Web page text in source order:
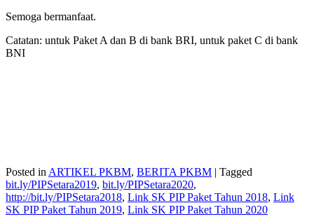
Semoga bermanfaat.
Catatan: untuk Paket A dan B di bank BRI, untuk paket C di bank
BNI
Posted in ARTIKEL PKBM, BERITA PKBM | Tagged
bit.ly/PIPSetara2019, bit.ly/PIPSetara2020,
http://bit.ly/PIPSetara2018, Link SK PIP Paket Tahun 2018, Link
SK PIP Paket Tahun 2019, Link SK PIP Paket Tahun 2020